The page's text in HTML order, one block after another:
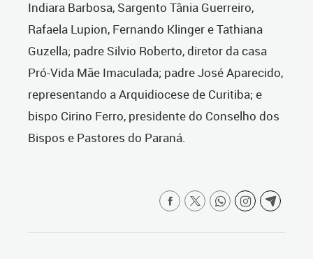
Indiara Barbosa, Sargento Tânia Guerreiro,
Rafaela Lupion, Fernando Klinger e Tathiana
Guzella; padre Silvio Roberto, diretor da casa
Pró-Vida Mãe Imaculada; padre José Aparecido,
representando a Arquidiocese de Curitiba; e
bispo Cirino Ferro, presidente do Conselho dos
Bispos e Pastores do Paraná.